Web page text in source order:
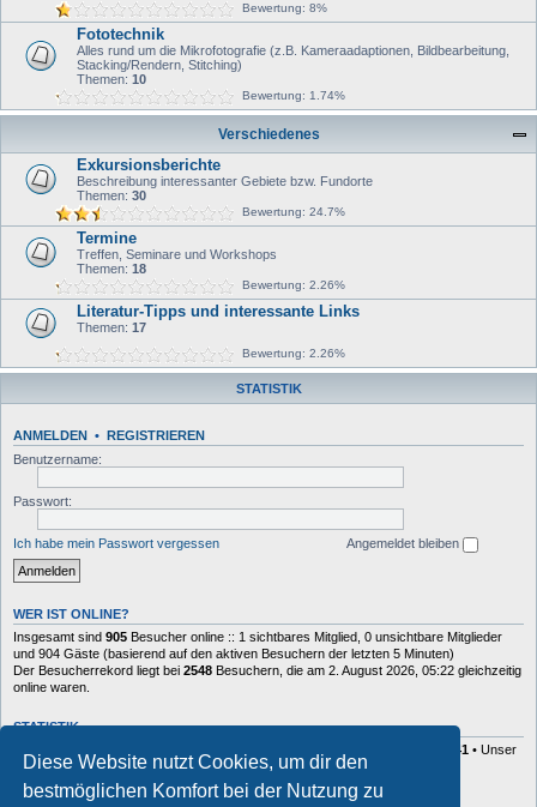
Diese Website nutzt Cookies, um dir den
bestmöglichen Komfort bei der Nutzung zu
Bewertung: 8%
Fototechnik
Alles rund um die Mikrofotografie (z.B. Kameraadaptionen, Bildbearbeitung,
Stacking/Rendern, Stitching)
Themen: 10
Bewertung: 1.74%
Verschiedenes
Exkursionsberichte
Beschreibung interessanter Gebiete bzw. Fundorte
Themen: 30
Bewertung: 24.7%
Termine
Treffen, Seminare und Workshops
Themen: 18
Bewertung: 2.26%
Literatur-Tipps und interessante Links
Themen: 17
Bewertung: 2.26%
STATISTIK
ANMELDEN • REGISTRIEREN
Benutzername:
Passwort:
Ich habe mein Passwort vergessen Angemeldet bleiben
WER IST ONLINE?
Insgesamt sind 905 Besucher online :: 1 sichtbares Mitglied, 0 unsichtbare Mitglieder
und 904 Gäste (basierend auf den aktiven Besuchern der letzten 5 Minuten)
Der Besucherrekord liegt bei 2548 Besuchern, die am 2. August 2026, 05:22 gleichzeitig
online waren.
STATISTIK
141 • Unser
neuestes Mitglied:Peacholino